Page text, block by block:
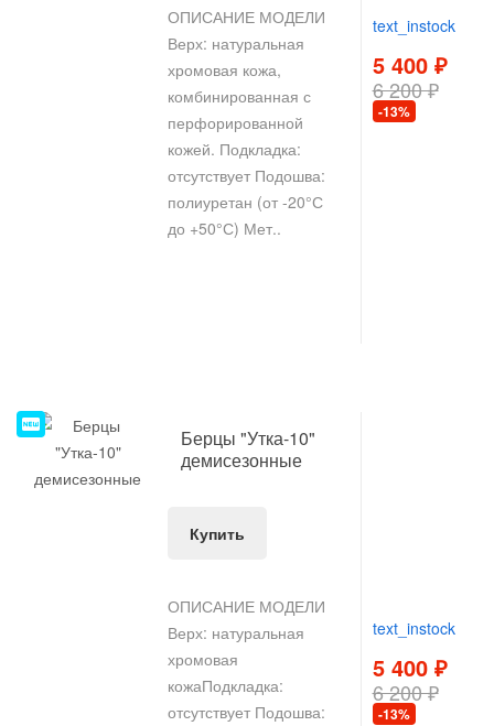
ОПИСАНИЕ МОДЕЛИ
Верх: натуральная
хромовая кожа,
комбинированная с
перфорированной
кожей. Подкладка:
отсутствует Подошва:
полиуретан (от -20°С
до +50°С) Мет..
text_instock
5 400 ₽
6 200 ₽
-13%
НОВИНКА
Берцы "Утка-10"
демисезонные
Купить
ОПИСАНИЕ МОДЕЛИ
Верх: натуральная
хромовая
кожаПодкладка:
отсутствует Подошва:
text_instock
5 400 ₽
6 200 ₽
-13%